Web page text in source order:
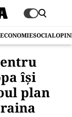
ECONOMIESOCIAL
își
plan